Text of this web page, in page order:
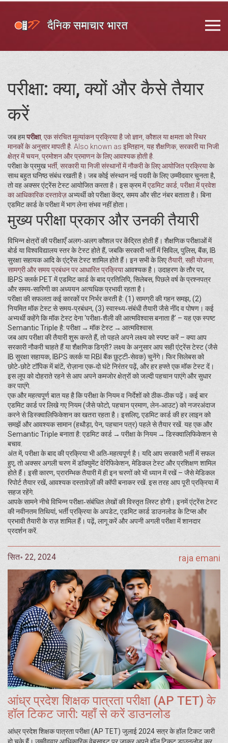
परीक्षा: क्या, क्यों और कैसे तैयार
करें
जब हमपरीक्षा, एक संरचित मूल्यांकन प्रक्रिया है जो ज्ञान, कौशल या क्षमता को स्थिर
मानकों के अनुसार मापती है . Also known as इम्तिहान , यह शैक्षणिक, सरकारी या निजी
क्षेत्र में चयन, प्रमोशन और प्रमाणन के लिए आवश्यक होती है.
परीक्षा के प्रमुखभर्ती, सरकारी या निजी संस्थानों में नौकरी के लिए आयोजित प्रक्रियाके
साथ बहुत घनिष्ठ संबंध रखती है। जब कोई संस्थान नई पदवी के लिए उम्मीदवार चुनता है,
तो वह अक्सर एंट्रेंस टेस्ट आयोजित करता है। इस क्रम मेंएडमिट कार्ड परीक्षा में प्रवेश
का आधिकारिक दस्तावेज़अभ्यर्थी को परीक्षा केंद्र, समय और सीट नंबर बताता है। बिना
एडमिट कार्ड के परीक्षा में भाग लेना संभव नहीं होता।
मुख्य परीक्षा प्रकार और उनकी तैयारी
विभिन्न क्षेत्रों की परीक्षाएँ अलग-अलग कौशल पर केंद्रित होती हैं। शैक्षणिक परीक्षाओं में
बोर्ड या विश्वविद्यालय स्तर के टेस्ट होते हैं, जबकि सरकारी भर्ती में सिविल, पुलिस, बैंक, IB
सुरक्षा सहायक आदि के एंट्रेंस टेस्ट शामिल होते हैं। इन सभी के लिएतैयारी, सही योजना,
सामग्री और समय प्रबंधन पर आधारित प्रक्रियाआवश्यक है। उदाहरण के तौर पर,
IBPS क्लर्क PET में एडमिट कार्ड के बाद प्रतिलिपि, सिलेबस, पिछले वर्ष के प्रश्नपत्र
और समय‑सारिणी का अध्ययन अत्यधिक प्रभावी रहता है।
परीक्षा की सफलता कई कारकों पर निर्भर करती है: (1) सामग्री की गहन समझ, (2)
नियमित मॉक टेस्ट से समय‑प्रबंधन, (3) स्वास्थ्य‑संबंधी तैयारी जैसे नींद व पोषण। कई
अभ्यर्थी कहेंगे कि मॉक टेस्ट देना ‘परीक्षा‑शैली की आत्मविश्वास बनाता है’ – यह एक स्पष्ट
Semantic Triple है: परीक्षा → मॉक टेस्ट → आत्मविश्वास.
जब आप परीक्षा की तैयारी शुरू करते हैं, तो पहले अपने लक्ष्य को स्पष्ट करें – क्या आप
सरकारी नौकरी चाहते हैं या शैक्षणिक डिग्री? लक्ष्य के अनुसार आप सही एंट्रेंस टेस्ट (जैसे
IB सुरक्षा सहायक, IBPS क्लर्क या RBI बैंक छुट्टी‑सेवक) चुनेंगे। फिर सिलेबस को
छोटे‑छोटे टॉपिक में बांटें, रोज़ाना एक‑दो घंटे निरंतर पढ़ें, और हर हफ्ते एक मॉक टेस्ट दें।
इस लूप को दोहराते रहने से आप अपने कमजोर क्षेत्रों को जल्दी पहचान पाएंगे और सुधार
कर पाएंगे.
एक और महत्वपूर्ण बात यह है कि परीक्षा के नियम व निर्देशों को ठीक‑ठीक पढ़ें। कई बार
एडमिट कार्ड पर लिखे गए नियम (जैसे फोटो, पहचान प्रमाण, लेन‑आउट) को नजरअंदाज
करने से डिस्क्वालिफिकेशन का खतरा रहता है। इसलिए, एडमिट कार्ड की हर लाइन को
समझें और आवश्यक सामान (हथौड़ा, पेन, पहचान पत्र) पहले से तैयार रखें. यह एक और
Semantic Triple बनाता है: एडमिट कार्ड → परीक्षा के नियम → डिस्क्वालिफिकेशन से
बचाव.
अंत में, परीक्षा के बाद की प्रक्रिया भी अति‑महत्वपूर्ण है। यदि आप सरकारी भर्ती में सफल
हुए, तो अक्सर अगली चरण में डॉक्युमेंट वेरिफिकेशन, मेडिकल टेस्ट और प्रशिक्षण शामिल
होते हैं। इसी कारण, प्रारम्भिक तैयारी में ही इन चरणों को भी ध्यान में रखें – जैसे मेडिकल
रिपोर्ट तैयार रखें, आवश्यक दस्तावेज़ों की कॉपी बनाकर रखें. इस तरह आप पूरी प्रक्रिया में
सहज रहेंगे.
आपके सामने नीचे विभिन्न परीक्षा‑संबंधित लेखों की विस्तृत लिस्ट होगी। इनमें एंट्रेंस टेस्ट
की नवीनतम तिथियां, भर्ती प्रक्रिया के अपडेट, एडमिट कार्ड डाउनलोड के टिप्स और
प्रभावी तैयारी के राज़ शामिल हैं। पढ़ें, लागू करें और अपनी अगली परीक्षा में शानदार
प्रदर्शन करें.
सित॰ 22, 2024 raja emani
आंध्र प्रदेश शिक्षक पात्रता परीक्षा (AP TET) के
हॉल टिकट जारी: यहाँ से करें डाउनलोड
आंध्र प्रदेश शिक्षक पात्रता परीक्षा (AP TET) जुलाई 2024 सत्र के हॉल टिकट जारी